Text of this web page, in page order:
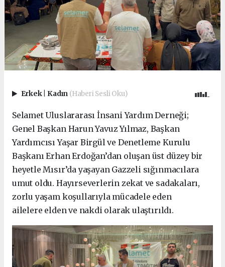
Erkek Kadın (Haberi Sesli Oku)
Selamet Uluslararası İnsani Yardım Derneği;
Genel Başkan Harun Yavuz Yılmaz, Başkan
Yardımcısı Yaşar Birgül ve Denetleme Kurulu
Başkanı Erhan Erdoğan’dan oluşan üst düzey bir
heyetle Mısır’da yaşayan Gazzeli sığınmacılara
umut oldu. Hayırseverlerin zekat ve sadakaları,
zorlu yaşam koşullarıyla mücadele eden
ailelere elden ve nakdi olarak ulaştırıldı.